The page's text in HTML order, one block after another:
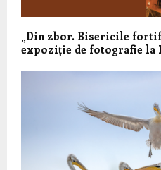
„Din zbor. Bisericile
expoziție de fotografie la